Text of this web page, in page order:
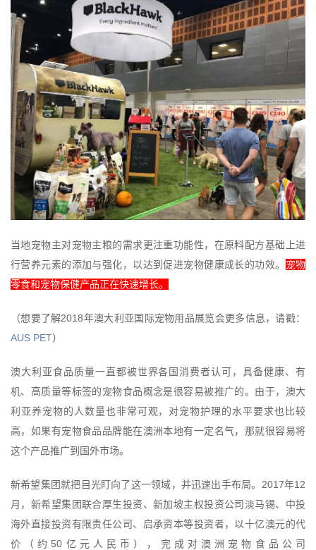
当地宠物主对宠物主粮的需求更注重功能性，在原料配方基础上进
行营养元素的添加与强化，以达到促进宠物健康成长的功效。 宠物
零食和宠物保健产品正在快速增长。
（想要了解2018年澳大利亚国际宠物用品展览会更多信息，请戳：
AUS PET）
澳大利亚食品质量一直都被世界各国消费者认可，具备健康、有
机、高质量等标签的宠物食品概念是很容易被推广的。由于，澳大
利亚养宠物的人数量也非常可观，对宠物护理的水平要求也比较
高，如果有宠物食品品牌能在澳洲本地有一定名气，那就很容易将
这个产品推广到国外市场。
新希望集团就把目光盯向了这一领域，并迅速出手布局。 2017年12
月，新希望集团联合厚生投资、新加坡主权投资公司淡马锡、中投
海外直接投资有限责任公司、启承资本等投资者，以十亿澳元的代
价（约 50 亿元人民币），完成对澳洲宠物食品公司